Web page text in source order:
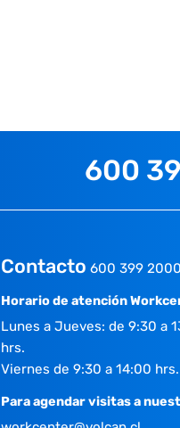
600
Contacto 600 399 2000
Horario de atención
Lunes a Jueves: de 9:30 a
hrs.
Viernes de 9:30 a 14:00 hrs.
Para agendar visitas a